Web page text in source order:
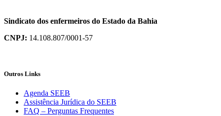
Sindicato dos enfermeiros do Estado da Bahia
CNPJ: 14.108.807/0001-57
Outros Links
Agenda SEEB
Assistência Jurídica do SEEB
FAQ – Perguntas Frequentes